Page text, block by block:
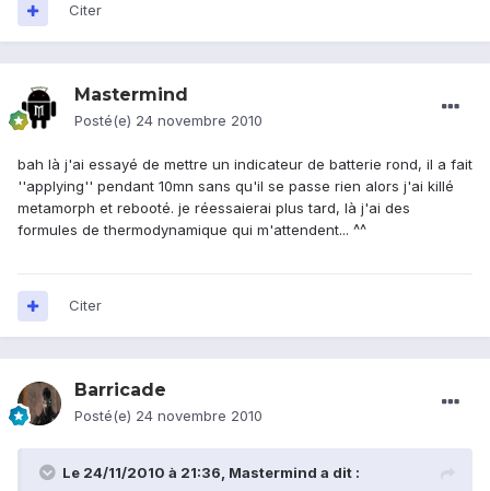
Citer
Mastermind
Posté(e) 24 novembre 2010
bah là j'ai essayé de mettre un indicateur de batterie rond, il a fait
''applying'' pendant 10mn sans qu'il se passe rien alors j'ai killé
metamorph et rebooté. je réessaierai plus tard, là j'ai des
formules de thermodynamique qui m'attendent... ^^
Citer
Barricade
Posté(e) 24 novembre 2010
Le 24/11/2010 à 21:36, Mastermind a dit :